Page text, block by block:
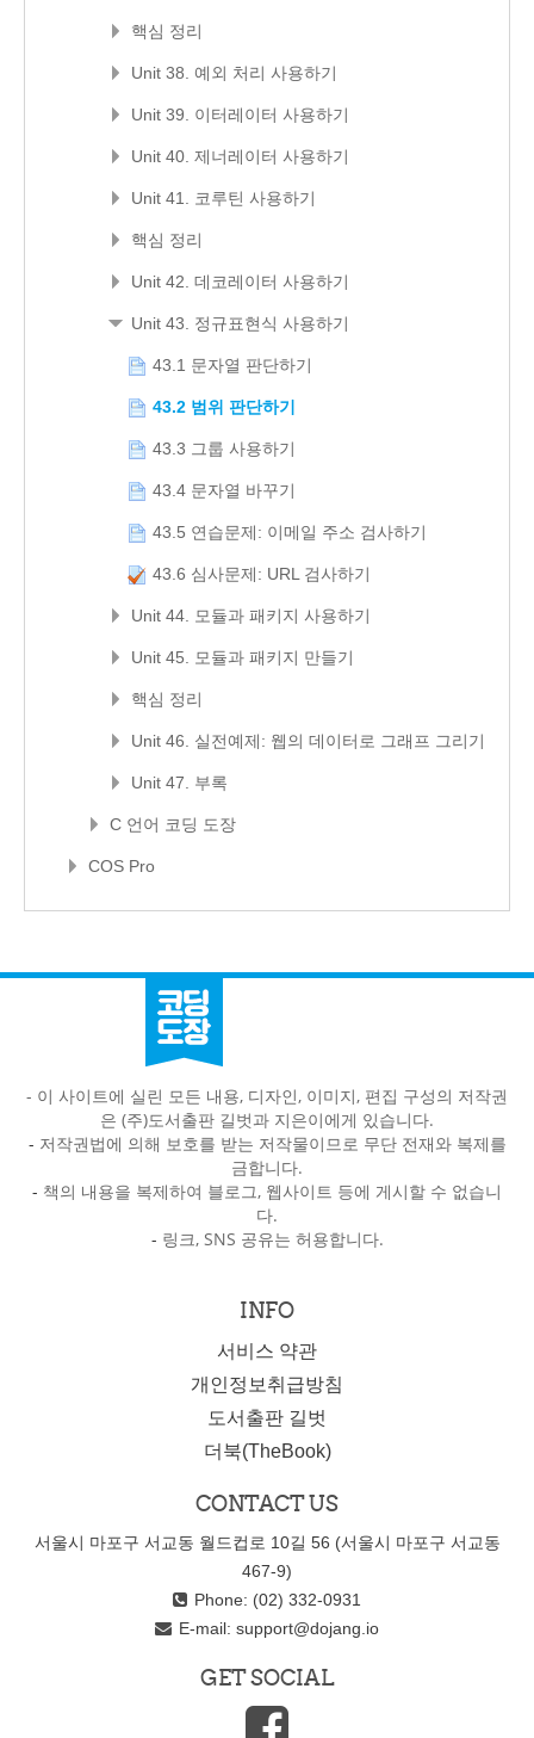
핵심 정리
Unit 38. 예외 처리 사용하기
Unit 39. 이터레이터 사용하기
Unit 40. 제너레이터 사용하기
Unit 41. 코루틴 사용하기
핵심 정리
Unit 42. 데코레이터 사용하기
Unit 43. 정규표현식 사용하기
43.1 문자열 판단하기
43.2 범위 판단하기
43.3 그룹 사용하기
43.4 문자열 바꾸기
43.5 연습문제: 이메일 주소 검사하기
43.6 심사문제: URL 검사하기
Unit 44. 모듈과 패키지 사용하기
Unit 45. 모듈과 패키지 만들기
핵심 정리
Unit 46. 실전예제: 웹의 데이터로 그래프 그리기
Unit 47. 부록
C 언어 코딩 도장
COS Pro
- 이 사이트에 실린 모든 내용, 디자인, 이미지, 편집 구성의 저작권
은 (주)도서출판 길벗과 지은이에게 있습니다.
- 저작권법에 의해 보호를 받는 저작물이므로 무단 전재와 복제를
금합니다.
- 책의 내용을 복제하여 블로그, 웹사이트 등에 게시할 수 없습니
다.
- 링크, SNS 공유는 허용합니다.
INFO
서비스 약관
개인정보취급방침
도서출판 길벗
더북(TheBook)
CONTACT US
서울시 마포구 서교동 월드컵로 10길 56 (서울시 마포구 서교동
467-9)
Phone: (02) 332-0931
E-mail: support@dojang.io
GET SOCIAL